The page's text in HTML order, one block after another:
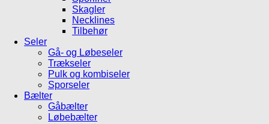
Skagler
Necklines
Tilbehør
Seler
Gå- og Løbeseler
Trækseler
Pulk og kombiseler
Sporseler
Bælter
Gåbælter
Løbebælter